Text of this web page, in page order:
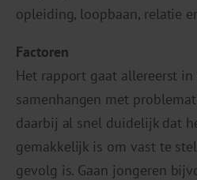
opleiding, loopbaan, relatie
Factoren
Het rapport gaat allereerst
samenhangen met
daarbij al snel duidelijk dat
gemakkelijk is om vast te
gevolg is. Gaan jongeren